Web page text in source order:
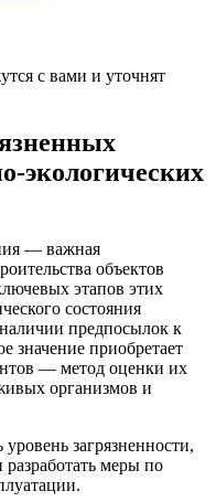
с вами и уточнят
экологических
— важная
объектов
этапов этих
состояния
предпосылок к
значение приобретает
— метод оценки их
организмов и
загрязненности,
меры по